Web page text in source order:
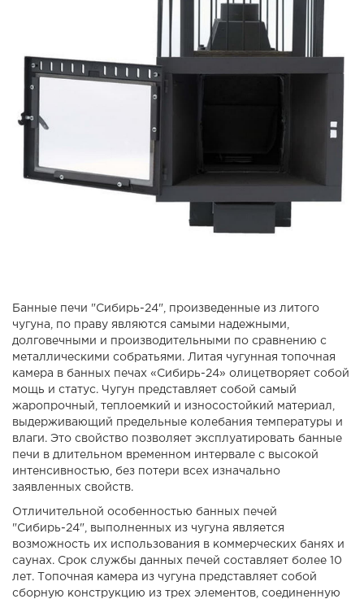
Банные печи "Сибирь-24", произведенные из литого
чугуна, по праву являются самыми надежными,
долговечными и производительными по сравнению с
металлическими собратьями. Литая чугунная топочная
камера в банных печах «Сибирь-24» олицетворяет собой
мощь и статус. Чугун представляет собой самый
жаропрочный, теплоемкий и износостойкий материал,
выдерживающий предельные колебания температуры и
влаги. Это свойство позволяет эксплуатировать банные
печи в длительном временном интервале с высокой
интенсивностью, без потери всех изначально
заявленных свойств.
Отличительной особенностью банных печей
"Сибирь-24", выполненных из чугуна является
возможность их использования в коммерческих банях и
саунах. Срок службы данных печей составляет более 10
лет. Топочная камера из чугуна представляет собой
сборную конструкцию из трех элементов, соединенную